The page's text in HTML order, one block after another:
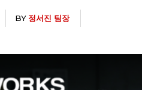
BY 정서진 팀장